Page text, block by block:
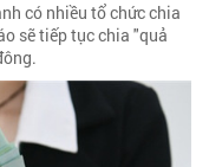
có nhiều tổ chức chia
sẽ tiếp tục chia "quả